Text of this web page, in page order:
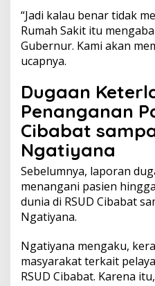
“Jadi kalau benar tidak
Rumah Sakit itu
Gubernur. Kami akan
ucapnya.
Dugaan
Penanganan
Cibabat
Ngatiyana
Sebelumnya, laporan
menangani pasien
dunia di RSUD Cibabat
Ngatiyana.
Ngatiyana mengaku,
masyarakat terkait
RSUD Cibabat. Karena